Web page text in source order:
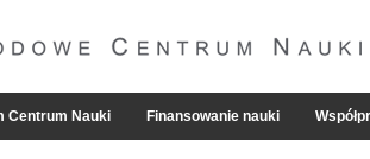
Centrum Nauki Finansowanie nauki